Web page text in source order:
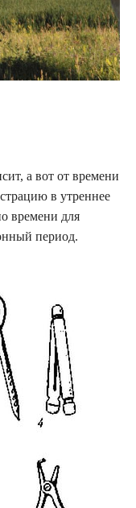
а вот от времени
в утреннее
времени для
период.